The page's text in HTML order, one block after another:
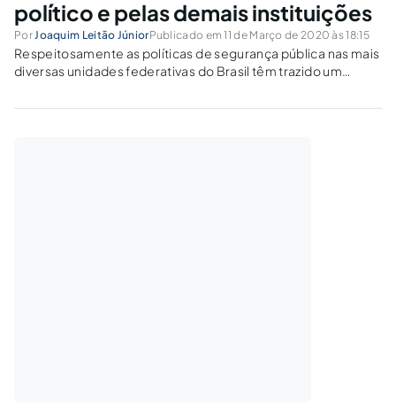
político e pelas demais instituições
Por Joaquim Leitão JúniorPublicado em 11 de Março de 2020 às 18:15
Respeitosamente as políticas de segurança pública nas mais
diversas unidades federativas do Brasil têm trazido um
sendo cada vez mais “polícias militarizadas” e as Polícias